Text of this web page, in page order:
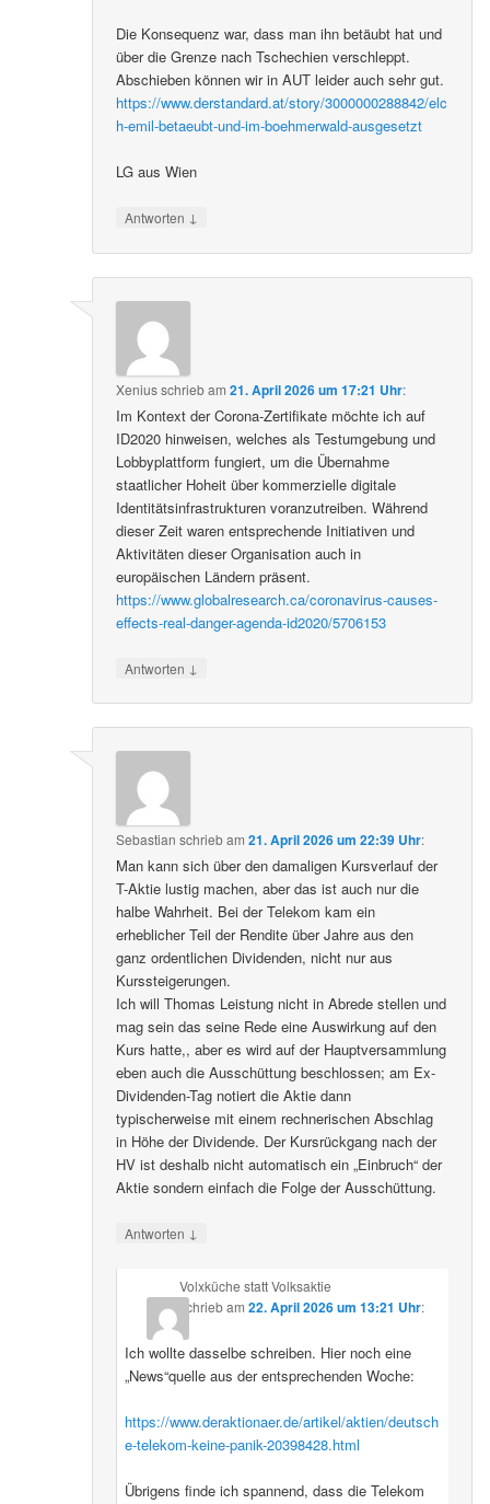
Die Konsequenz war, dass man ihn betäubt hat und
über die Grenze nach Tschechien verschleppt.
Abschieben können wir in AUT leider auch sehr gut.
https://www.derstandard.at/story/3000000288842/elc
h-emil-betaeubt-und-im-boehmerwald-ausgesetzt
LG aus Wien
Antworten ↓
Xeniusschriebam21. April 2026 um 17:21 Uhr:
Im Kontext der Corona-Zertifikate möchte ich auf
ID2020 hinweisen, welches als Testumgebung und
Lobbyplattform fungiert, um die Übernahme
staatlicher Hoheit über kommerzielle digitale
Identitätsinfrastrukturen voranzutreiben. Während
dieser Zeit waren entsprechende Initiativen und
Aktivitäten dieser Organisation auch in
europäischen Ländern präsent.
https://www.globalresearch.ca/coronavirus-causes-
effects-real-danger-agenda-id2020/5706153
Antworten ↓
Sebastian schriebam21. April 2026 um 22:39 Uhr:
Man kann sich über den damaligen Kursverlauf der
T-Aktie lustig machen, aber das ist auch nur die
halbe Wahrheit. Bei der Telekom kam ein
erheblicher Teil der Rendite über Jahre aus den
ganz ordentlichen Dividenden, nicht nur aus
Kurssteigerungen.
Ich will Thomas Leistung nicht in Abrede stellen und
mag sein das seine Rede eine Auswirkung auf den
Kurs hatte,, aber es wird auf der Hauptversammlung
eben auch die Ausschüttung beschlossen; am Ex-
Dividenden-Tag notiert die Aktie dann
typischerweise mit einem rechnerischen Abschlag
in Höhe der Dividende. Der Kursrückgang nach der
HV ist deshalb nicht automatisch ein „Einbruch“ der
Aktie sondern einfach die Folge der Ausschüttung.
Antworten ↓
Volxküche statt Volksaktie
schriebam 22. April 2026 um 13:21 Uhr:
Ich wollte dasselbe schreiben. Hier noch eine
„News“quelle aus der entsprechenden Woche:
https://www.deraktionaer.de/artikel/aktien/deutsch
e-telekom-keine-panik-20398428.html
Übrigens finde ich spannend, dass die Telekom